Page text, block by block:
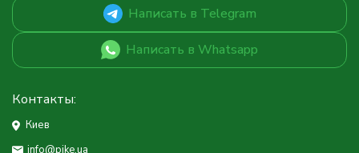
Написать в Telegram
Написать в Whatsapp
Контакты:
Киев
info@pike.ua